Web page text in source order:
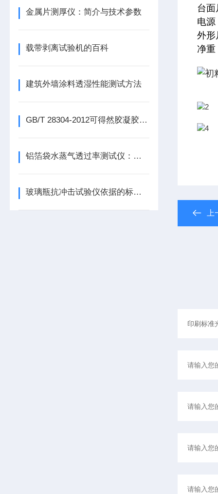
金属片测厚仪：简介与技术参数
载带剥离试验机的百科
建筑外墙涂料透湿性能测试方法
GB/T 28304-2012可得然胶凝胶强度测定仪：试验方法
铝箔袋水蒸气透过率测试仪：避免产品受潮和变质
玻璃瓶抗冲击试验仪依据的标准和试验方法
台面
电源
外形
净重